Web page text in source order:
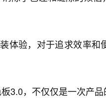
体验，对于追求效率
3.0，不仅仅是一次产